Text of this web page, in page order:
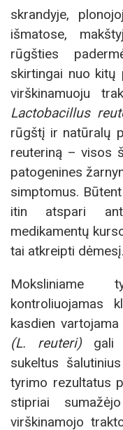
skrandyje,
išmatose,
rūgšties
skirtingai nuo kitų
virškinamuoju
Lactobacillus
rūgštį ir natūralų
reuteriną – visos
patogenines
simptomus. Būtent
itin atspari
medikamentų
tai atkreipti dėmesį.
Moksliniame
kontroliuojamas
kasdien vartojama
(L. reuteri) gali
sukeltus
tyrimo rezultatus
stipriai
virškinamojo